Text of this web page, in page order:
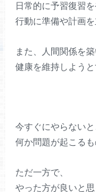
日常的に予習復習を
行動に準備や計画を
また、人間関係を築
健康を維持しようと
今すぐにやらないと
何か問題が起こるも
ただ一方で、
やった方が良いと思